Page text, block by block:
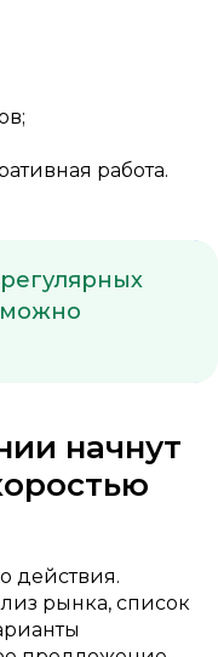
работа.
можно
начнут
действия.
рынка, список